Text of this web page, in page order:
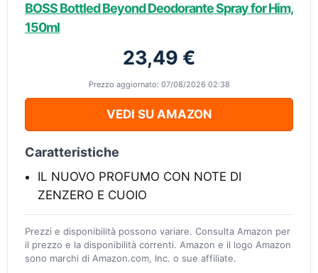
BOSS Bottled Beyond Deodorante Spray for Him,
150ml
23,49 €
Prezzo aggiornato: 07/08/2026 02:38
VEDI SU AMAZON
Caratteristiche
IL NUOVO PROFUMO CON NOTE DI
ZENZERO E CUOIO
Prezzi e disponibilità possono variare. Consulta Amazon per
il prezzo e la disponibilità correnti. Amazon e il logo Amazon
sono marchi di Amazon.com, Inc. o sue affiliate.